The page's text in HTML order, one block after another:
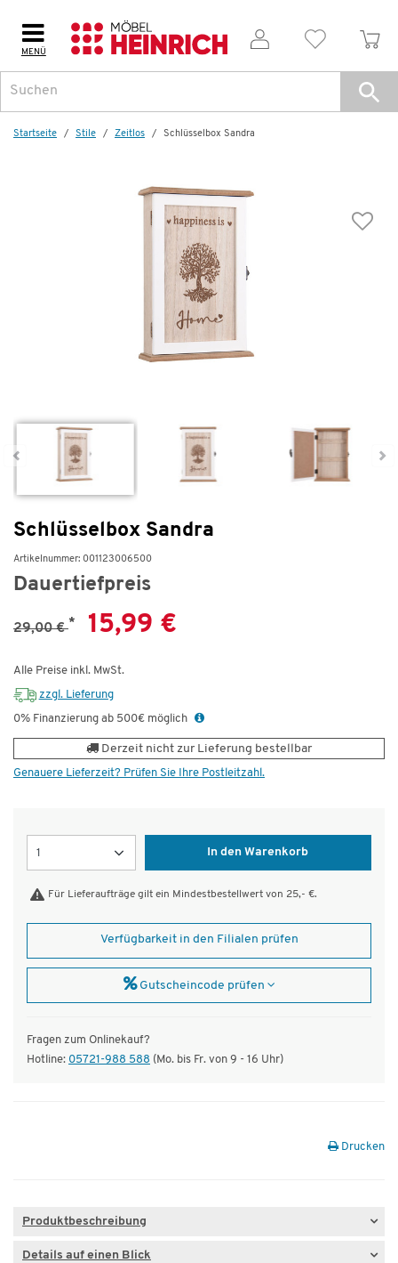
MENÜ
Startseite Stile Zeitlos Schlüsselbox Sandra
Schlüsselbox Sandra
Artikelnummer: 001123006500
Dauertiefpreis
29,00 €* 15,99 €
Alle Preise inkl. MwSt.
zzgl. Lieferung
0% Finanzierung ab 500€ möglich
Derzeit nicht zur Lieferung bestellbar
Genauere Lieferzeit? Prüfen Sie Ihre Postleitzahl.
In den Warenkorb
Für Lieferaufträge gilt ein Mindestbestellwert von 25,- €.
Verfügbarkeit in den Filialen prüfen
Gutscheincode prüfen
Fragen zum Onlinekauf?
Hotline: 05721-988 588 (Mo. bis Fr. von 9 - 16 Uhr)
Drucken
Produktbeschreibung
Details auf einen Blick